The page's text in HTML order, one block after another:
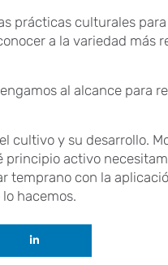
prácticas culturales
a la variedad más
al alcance para
cultivo y su desarrollo.
activo
temprano con la
hacemos.